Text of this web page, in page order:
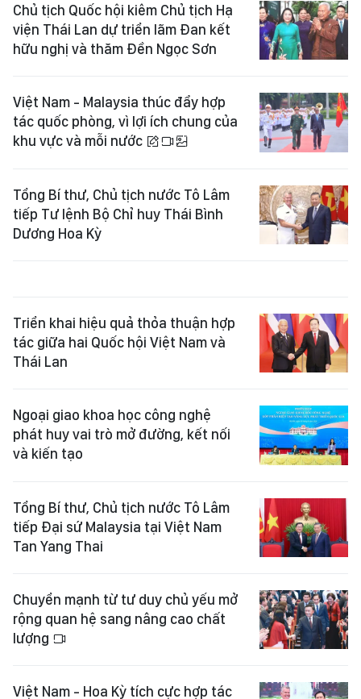
Chủ tịch Quốc hội kiêm Chủ tịch Hạ
viện Thái Lan dự triển lãm Đan kết
hữu nghị và thăm Đền Ngọc Sơn
Việt Nam - Malaysia thúc đẩy hợp
tác quốc phòng, vì lợi ích chung của
khu vực và mỗi nước
Tổng Bí thư, Chủ tịch nước Tô Lâm
tiếp Tư lệnh Bộ Chỉ huy Thái Bình
Dương Hoa Kỳ
Triển khai hiệu quả thỏa thuận hợp
tác giữa hai Quốc hội Việt Nam và
Thái Lan
Ngoại giao khoa học công nghệ
phát huy vai trò mở đường, kết nối
và kiến tạo
Tổng Bí thư, Chủ tịch nước Tô Lâm
tiếp Đại sứ Malaysia tại Việt Nam
Tan Yang Thai
Chuyển mạnh từ tư duy chủ yếu mở
rộng quan hệ sang nâng cao chất
lượng
Việt Nam - Hoa Kỳ tích cực hợp tác